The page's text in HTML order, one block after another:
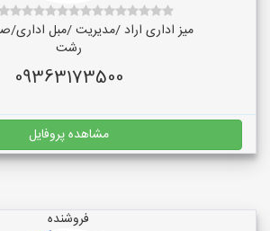
میز اداری اراد /مدیریت /مبل اداری/
رشت
09363173500
مشاهده پروفایل
فروشنده